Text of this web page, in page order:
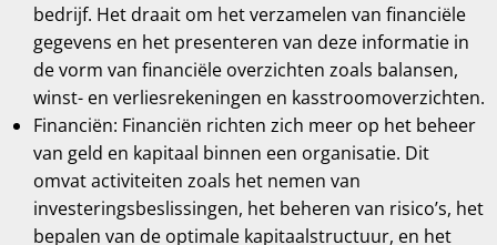
bedrijf. Het draait om het verzamelen van financiële
gegevens en het presenteren van deze informatie in
de vorm van financiële overzichten zoals balansen,
winst- en verliesrekeningen en kasstroomoverzichten.
Financiën: Financiën richten zich meer op het beheer
van geld en kapitaal binnen een organisatie. Dit
omvat activiteiten zoals het nemen van
investeringsbeslissingen, het beheren van risico’s, het
bepalen van de optimale kapitaalstructuur, en het